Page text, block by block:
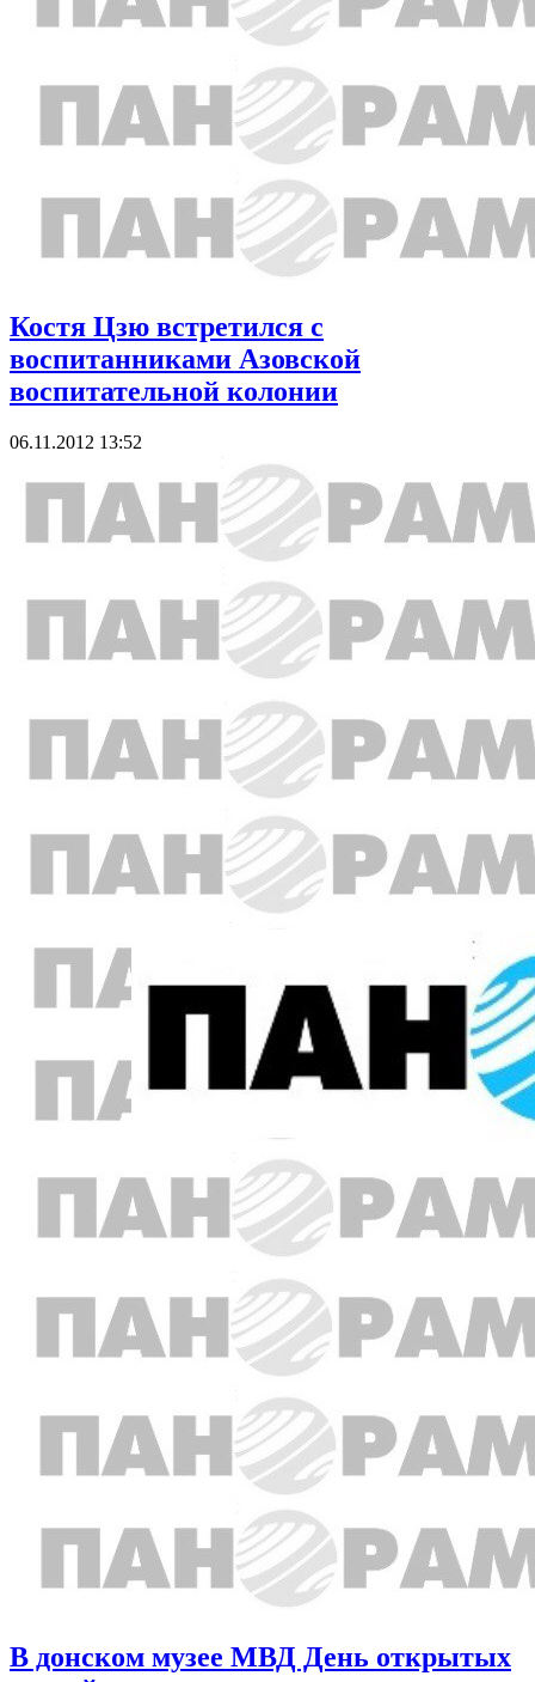
Костя Цзю встретился с
воспитанниками Азовской
воспитательной колонии
06.11.2012 13:52
В донском музее МВД День открытых